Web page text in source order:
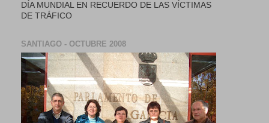
DÍA MUNDIAL EN RECUERDO DE LAS VÍCTIMAS
DE TRÁFICO
SANTIAGO - OCTUBRE 2008